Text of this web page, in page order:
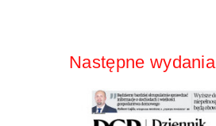
Następne wydania